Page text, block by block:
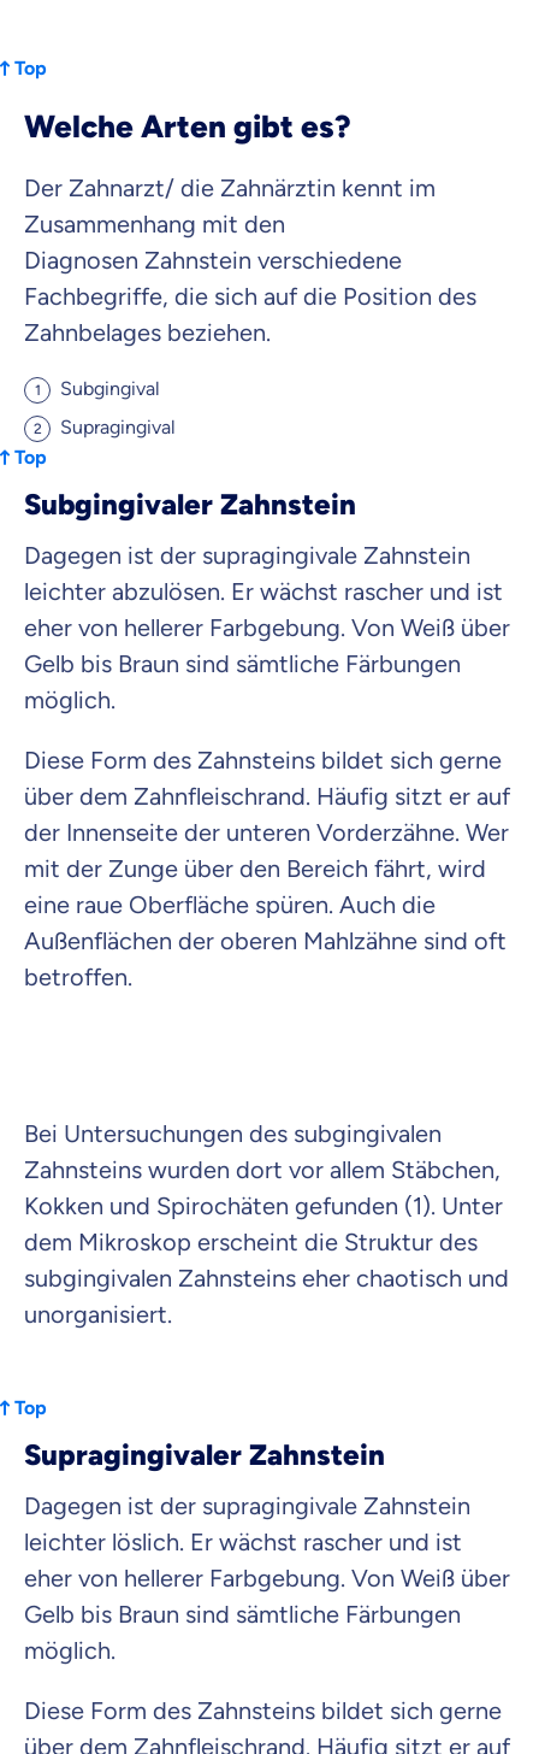
Top
Welche Arten gibt es?
Der Zahnarzt/ die Zahnärztin kennt im
Zusammenhang mit den
Diagnosen Zahnstein verschiedene
Fachbegriffe, die sich auf die Position des
Zahnbelages beziehen.
Subgingival
Supragingival
Top
Subgingivaler Zahnstein
Dagegen ist der supragingivale Zahnstein
leichter abzulösen. Er wächst rascher und ist
eher von hellerer Farbgebung. Von Weiß über
Gelb bis Braun sind sämtliche Färbungen
möglich.
Diese Form des Zahnsteins bildet sich gerne
über dem Zahnfleischrand. Häufig sitzt er auf
der Innenseite der unteren Vorderzähne. Wer
mit der Zunge über den Bereich fährt, wird
eine raue Oberfläche spüren. Auch die
Außenflächen der oberen Mahlzähne sind oft
betroffen.
Bei Untersuchungen des subgingivalen
Zahnsteins wurden dort vor allem Stäbchen,
Kokken und Spirochäten gefunden (1). Unter
dem Mikroskop erscheint die Struktur des
subgingivalen Zahnsteins eher chaotisch und
unorganisiert.
Top
Supragingivaler Zahnstein
Dagegen ist der supragingivale Zahnstein
leichter löslich. Er wächst rascher und ist
eher von hellerer Farbgebung. Von Weiß über
Gelb bis Braun sind sämtliche Färbungen
möglich.
Diese Form des Zahnsteins bildet sich gerne
über dem Zahnfleischrand. Häufig sitzt er auf